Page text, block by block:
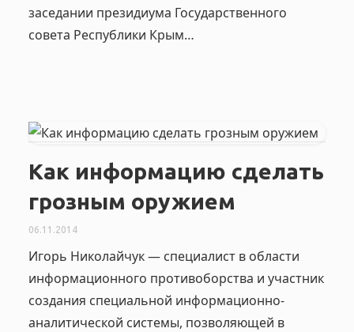
заседании президиума Государственного
совета Республики Крым…
Как информацию сделать
грозным оружием
06.11.2014
Игорь Николайчук — специалист в области
информационного противоборства и участник
создания специальной информационно-
аналитической системы, позволяющей в